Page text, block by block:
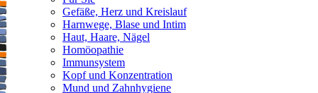
Gefäße, Herz und Kreislauf
Harnwege, Blase und Intim
Haut, Haare, Nägel
Homöopathie
Immunsystem
Kopf und Konzentration
Mund und Zahnhygiene